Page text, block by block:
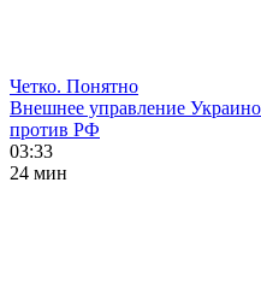
Четко. Понятно
Внешнее управление
против РФ
03:33
24 мин